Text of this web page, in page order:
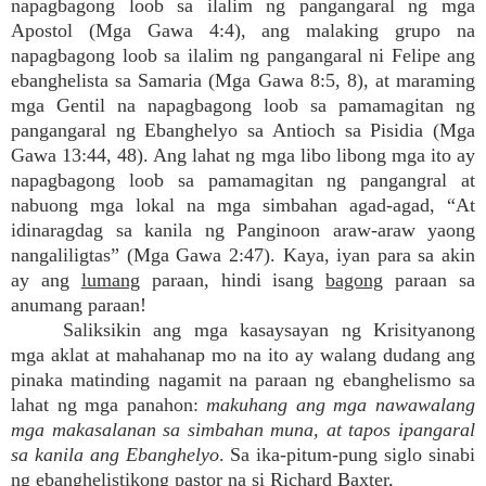
napagbagong loob sa ilalim ng pangangaral ng mga
Apostol (Mga Gawa 4:4), ang malaking grupo na
napagbagong loob sa ilalim ng pangangaral ni Felipe ang
ebanghelista sa Samaria (Mga Gawa 8:5, 8), at maraming
mga Gentil na napagbagong loob sa pamamagitan ng
pangangaral ng Ebanghelyo sa Antioch sa Pisidia (Mga
Gawa 13:44, 48). Ang lahat ng mga libo libong mga ito ay
napagbagong loob sa pamamagitan ng pangangral at
nabuong mga lokal na mga simbahan agad-agad, “At
idinaragdag sa kanila ng Panginoon araw-araw yaong
nangaliligtas” (Mga Gawa 2:47). Kaya, iyan para sa akin
ay ang lumang paraan, hindi isangbagong paraan sa
anumang paraan!
Saliksikin ang mga kasaysayan ng Krisityanong
mga aklat at mahahanap mo na ito ay walang dudang ang
pinaka matinding nagamit na paraan ng ebanghelismo sa
lahat ng mga panahon:makuhang ang mga nawawalang
mga makasalanan sa simbahan muna, at tapos ipangaral
sa kanila ang Ebanghelyo. Sa ika-pitum-pung siglo sinabi
ng ebanghelistikong pastor na si Richard Baxter,